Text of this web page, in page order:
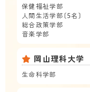
保健福祉学部
人間生活学部〔5名〕
総合政策学部
音楽学部
岡山理科大学
生命科学部